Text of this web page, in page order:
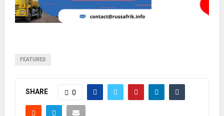
FEATURED
SHARE 0